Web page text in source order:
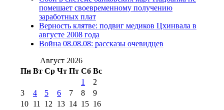
августа 2016 г(10)№98 5 июля 2014 г(10)
№98 8 августа 2013 г
августа 2012 г(14)
2017 г(9)
№99 4 августа
2016 г(12) №99 8 июля 2014 г
августа 2012 г(11)
августа 2013 г
(12)
помешает своевременному получению
заработных плат
Верность клятве: подвиг медиков Цхинвала в
августе 2008 года
Война 08.08.08: рассказы очевидцев
Август 2026
Пн Вт Ср Чт Пт Сб Вс
1
2
3
4 5 6 7 8
9
10 11 12 13 14 15 16